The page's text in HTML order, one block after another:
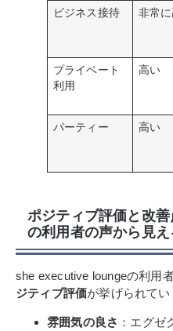
ビジネス接待 非常
プライベート
利用
高い
パーティー 高い
ポジティブ評価と改
の利用者の声から見
she executive loungeの利用
ジティブ評価が挙げられてい
雰囲気の良さ ：エグゼ